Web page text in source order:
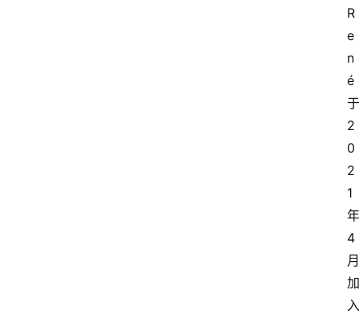
R
e
n
é
于
2
0
2
1
年
4
月
加
入